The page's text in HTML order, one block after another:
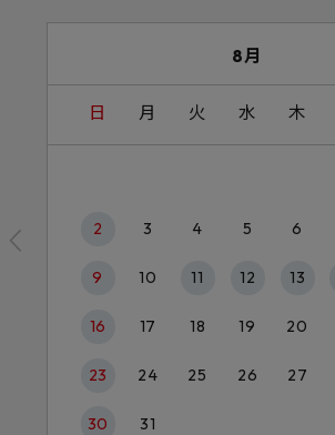
8月
日 月 火 水 木
2 3 4 5 6
9 10 11 12 13
16 17 18 19 20
23 24 25 26 27
30 31